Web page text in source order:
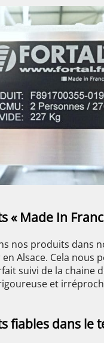
« Made In
nos produits dans
Alsace. Cela nous
suivi de la chaine
et
fiables dans le